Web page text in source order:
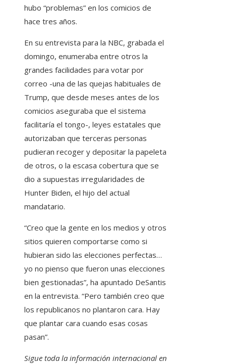
hubo “problemas” en los comicios de
hace tres años.
En su entrevista para la NBC, grabada el
domingo, enumeraba entre otros la
grandes facilidades para votar por
correo -una de las quejas habituales de
Trump, que desde meses antes de los
comicios aseguraba que el sistema
facilitaría el tongo-, leyes estatales que
autorizaban que terceras personas
pudieran recoger y depositar la papeleta
de otros, o la escasa cobertura que se
dio a supuestas irregularidades de
Hunter Biden, el hijo del actual
mandatario.
“Creo que la gente en los medios y otros
sitios quieren comportarse como si
hubieran sido las elecciones perfectas…
yo no pienso que fueron unas elecciones
bien gestionadas”, ha apuntado DeSantis
en la entrevista. “Pero también creo que
los republicanos no plantaron cara. Hay
que plantar cara cuando esas cosas
pasan”.
Sigue toda la información internacional en